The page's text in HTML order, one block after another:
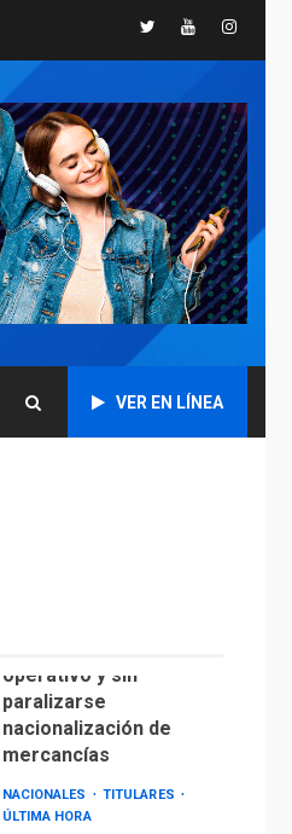
TwitterYoutube
VER EN LÍNEA
controles fronterizos
a Italia
INTERNACIONALES
TITULARES
ÚLTIMA HORA
Arabia Saudita,
Turquía y Pakistán
firman pacto de
defensa
LATINOAMÉRICA Y CARIBE
TITULARES
ÚLTIMA HORA
De la Espriella jura
Colombia
operativo y sin
paralizarse
nacionalización de
mercancías
NACIONALES
TITULARES
ÚLTIMA HORA